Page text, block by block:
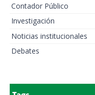
Contador Público
Investigación
Noticias institucionales
Debates